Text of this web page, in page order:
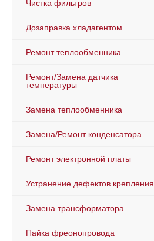
Чистка фильтров
Дозаправка хладагентом
Ремонт теплообменника
Ремонт/Замена датчика
температуры
Замена теплообменника
Замена/Ремонт конденсатора
Ремонт электронной платы
Устранение дефектов крепления
Замена трансформатора
Пайка фреонопровода